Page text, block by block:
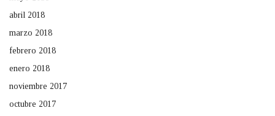
abril 2018
marzo 2018
febrero 2018
enero 2018
noviembre 2017
octubre 2017